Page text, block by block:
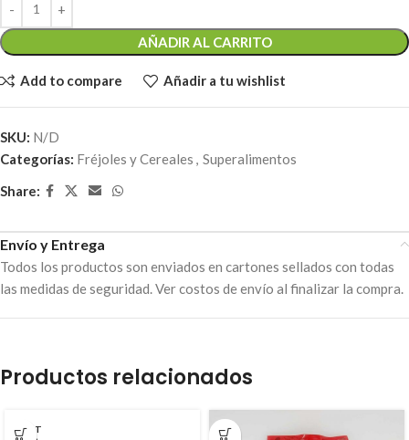
AÑADIR AL CARRITO
Add to compare Añadir a tu wishlist
SKU: N/D
Categorías: Fréjoles y Cereales , Superalimentos
Share:
Envío y Entrega
Todos los productos son enviados en cartones sellados con todas
las medidas de seguridad. Ver costos de envío al finalizar la compra.
Productos relacionados
AGOT